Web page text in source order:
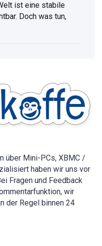
ist eine stabile
Doch was tun,
über Mini-PCs, XBMC /
haben wir uns vor
Fragen und Feedback
wir
der Regel binnen 24